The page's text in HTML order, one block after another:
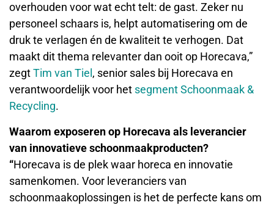
overhouden voor wat echt telt: de gast. Zeker nu
personeel schaars is, helpt automatisering om de
druk te verlagen én de kwaliteit te verhogen. Dat
maakt dit thema relevanter dan ooit op Horecava,”
zegtTim van Tiel , senior sales bij Horecava en
verantwoordelijk voor het segment Schoonmaak &
Recycling.
Waarom exposeren op Horecava als leverancier
van innovatieve schoonmaakproducten?
“Horecava is de plek waar horeca en innovatie
samenkomen. Voor leveranciers van
schoonmaakoplossingen is het de perfecte kans om